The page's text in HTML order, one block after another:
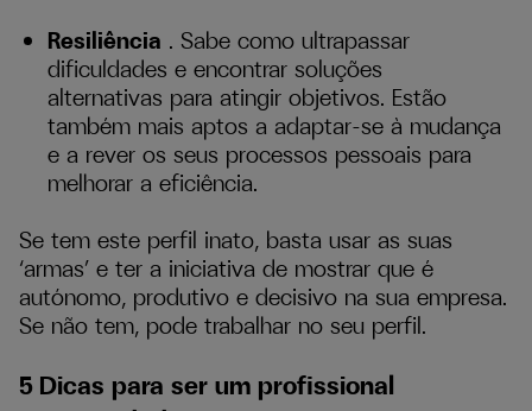
Resiliência . Sabe como ultrapassar
dificuldades e encontrar soluções
alternativas para atingir objetivos. Estão
também mais aptos a adaptar-se à mudança
e a rever os seus processos pessoais para
melhorar a eficiência.
Se tem este perfil inato, basta usar as suas
‘armas’ e ter a iniciativa de mostrar que é
autónomo, produtivo e decisivo na sua empresa.
Se não tem, pode trabalhar no seu perfil.
5 Dicas para ser um profissional